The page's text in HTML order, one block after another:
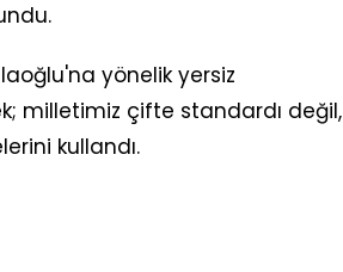
yönelik yersiz
milletimiz çifte standardı değil,
kullandı.